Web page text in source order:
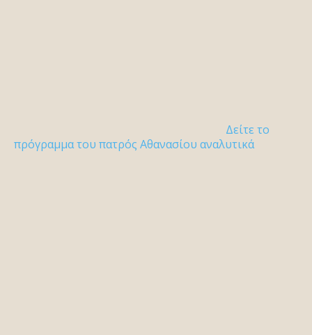
Δείτε το
πρόγραμμα του πατρός Αθανασίου αναλυτικά